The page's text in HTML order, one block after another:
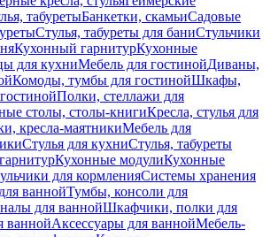
табуретыБанкетки, скамьиСадовые
Стулья, табуреты для баниСтульчики
Кухонный гарнитурКухонные
для кухниМебель для гостинойДиваны,
Комоды, тумбы для гостинойШкафы,
Полки, стеллажи для
столы, столы-книгиКресла, стулья для
кресла-маятникиМебель для
Стулья для кухниСтулья, табуреты
Кухонные модулиКухонные
для кормленияСистемы хранения
ваннойТумбы, консоли для
для ваннойШкафчики, полки для
ваннойАксессуары для ваннойМебель-